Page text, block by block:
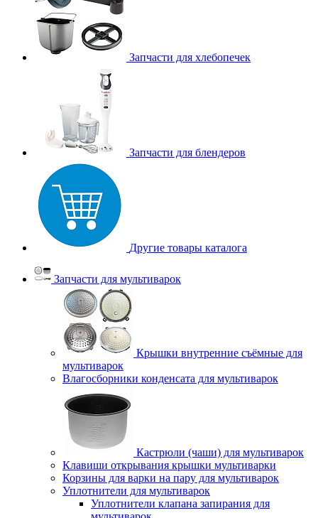
Запчасти для хлебопечек
Запчасти для блендеров
Другие товары каталога
Запчасти для мультиварок
Крышки внутренние съёмные для
мультиварок
Влагосборники конденсата для мультиварок
Кастрюли (чаши) для мультиварок
Клавиши открывания крышки мультиварки
Корзины для варки на пару для мультиварок
Уплотнители для мультиварок
Уплотнители клапана запирания для